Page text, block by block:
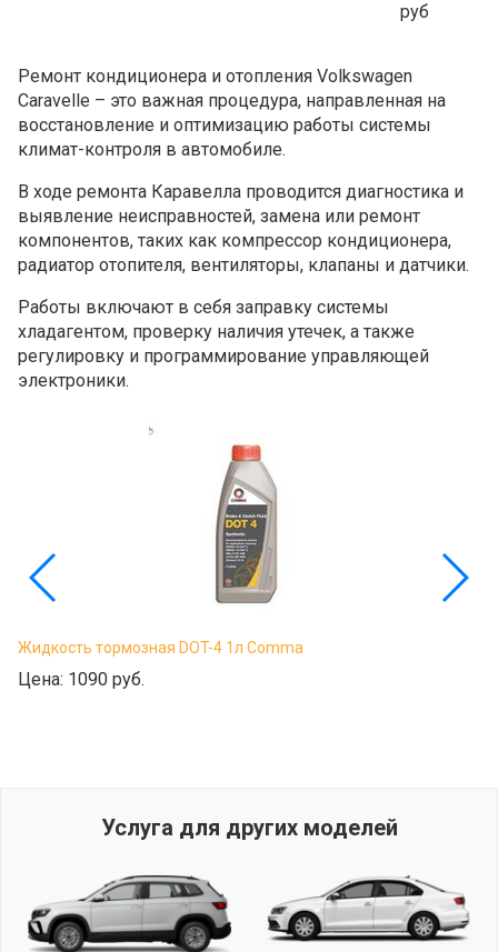
руб
Ремонт кондиционера и отопления Volkswagen
Caravelle – это важная процедура, направленная на
восстановление и оптимизацию работы системы
климат-контроля в автомобиле.
В ходе ремонта Каравелла проводится диагностика и
выявление неисправностей, замена или ремонт
компонентов, таких как компрессор кондиционера,
радиатор отопителя, вентиляторы, клапаны и датчики.
Работы включают в себя заправку системы
хладагентом, проверку наличия утечек, а также
регулировку и программирование управляющей
электроники.
Жидкость тормозная DOT-4 1л Comma
Цена: 1090 руб.
Услуга для других моделей